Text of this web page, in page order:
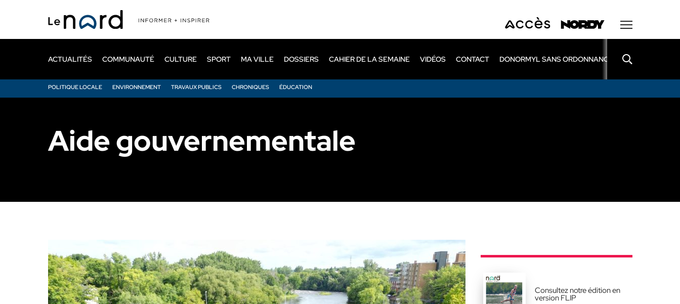
principal
ACTUALITÉS
POLITIQUE LOCALE ENVIRONNEMENT TRAVAUX PUBLICS CHRONIQUES ÉDUCATION
COMMUNAUTÉ CULTURE SPORT MA VILLE DOSSIERS CAHIER DE LA SEMAINE VIDÉOS CONTACT DONORMYL SANS ORDONNANCE LEXOMIL SANS
Aide gouvernementale
Consultez notre édition en
version FLIP